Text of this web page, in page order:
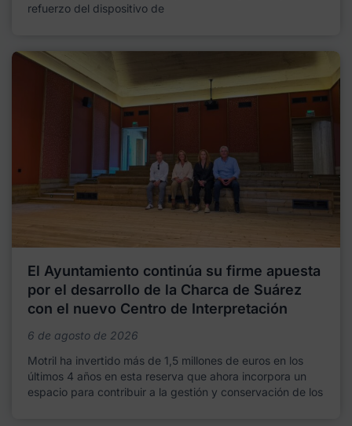
refuerzo del dispositivo de
El Ayuntamiento continúa su firme apuesta
por el desarrollo de la Charca de Suárez
con el nuevo Centro de Interpretación
6 de agosto de 2026
Motril ha invertido más de 1,5 millones de euros en los
últimos 4 años en esta reserva que ahora incorpora un
espacio para contribuir a la gestión y conservación de los